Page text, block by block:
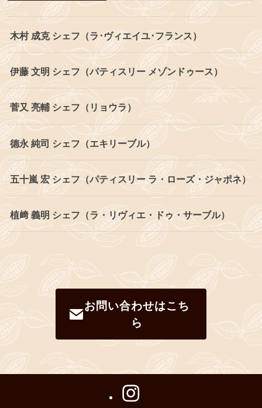
木村 成克 シェフ（ラ･ヴィエイユ･フランス）
伊藤 文明 シェフ（パティスリー メゾンドゥース）
菅又 亮輔 シェフ（リョウラ）
德永 純司 シェフ（エキリーブル）
五十嵐 宏 シェフ（パティスリー ラ・ローズ・ジャポネ）
植﨑 義明 シェフ（ラ・リヴィエ・ドゥ・サーブル）
お問い合わせはこち
ら